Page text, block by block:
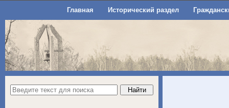
Главная Исторический раздел